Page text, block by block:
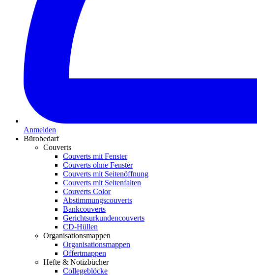
Anmelden
Bürobedarf
Couverts
Couverts mit Fenster
Couverts ohne Fenster
Couverts mit Seitenöffnung
Couverts mit Seitenfalten
Couverts Color
Abstimmungscouverts
Bankcouverts
Gerichtsurkundencouverts
CD-Hüllen
Organisationsmappen
Organisationsmappen
Offertmappen
Hefte & Notizbücher
Collegeblöcke